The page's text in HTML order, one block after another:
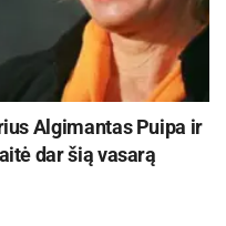
Algimantas Puipa ir
dar šią vasarą